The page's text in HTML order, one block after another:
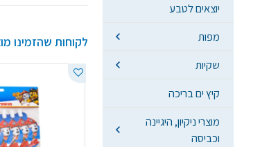
יוצאים לטבע
מפות
שקיות
קיץ ים בריכה
מוצרי ניקיון, היגיינה
וכביסה
לקוחות שהזמינו